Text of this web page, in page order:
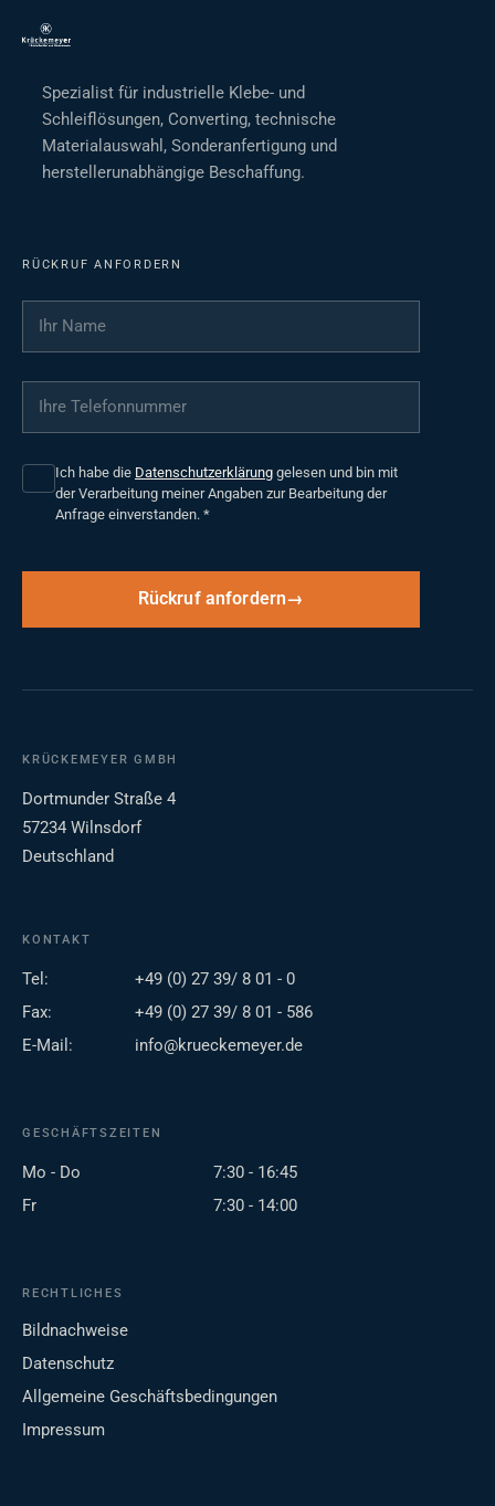
Spezialist für industrielle Klebe- und
Schleiflösungen, Converting, technische
Materialauswahl, Sonderanfertigung und
herstellerunabhängige Beschaffung.
RÜCKRUF ANFORDERN
Ihr Name
Ihre Telefonnummer
Ich habe die Datenschutzerklärung gelesen und bin mit
der Verarbeitung meiner Angaben zur Bearbeitung der
Anfrage einverstanden. *
Rückruf anfordern
KRÜCKEMEYER GMBH
Dortmunder Straße 4
57234 Wilnsdorf
Deutschland
KONTAKT
Tel:
+49 (0) 27 39/ 8 01 - 0
Fax:
+49 (0) 27 39/ 8 01 - 586
E-Mail:
info@krueckemeyer.de
GESCHÄFTSZEITEN
Mo - Do
7:30 - 16:45
Fr
7:30 - 14:00
RECHTLICHES
Bildnachweise
Datenschutz
Allgemeine Geschäftsbedingungen
Impressum